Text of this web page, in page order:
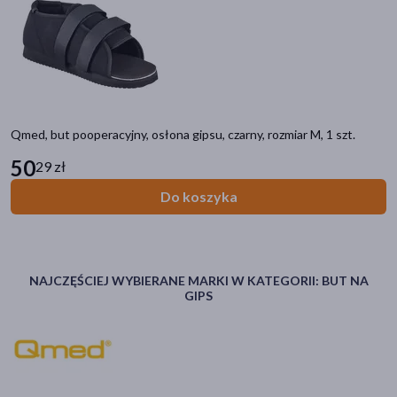
Qmed, but pooperacyjny, osłona gipsu, czarny, rozmiar M, 1 szt.
5029 zł
Do koszyka
NAJCZĘŚCIEJ WYBIERANE MARKI W KATEGORII: BUT NA
GIPS